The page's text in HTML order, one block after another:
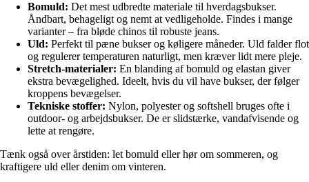
Bomuld: Det mest udbredte materiale til hverdagsbukser.
Åndbart, behageligt og nemt at vedligeholde. Findes i mange
varianter – fra bløde chinos til robuste jeans.
Uld: Perfekt til pæne bukser og køligere måneder. Uld falder flot
og regulerer temperaturen naturligt, men kræver lidt mere pleje.
Stretch-materialer: En blanding af bomuld og elastan giver
ekstra bevægelighed. Ideelt, hvis du vil have bukser, der følger
kroppens bevægelser.
Tekniske stoffer: Nylon, polyester og softshell bruges ofte i
outdoor- og arbejdsbukser. De er slidstærke, vandafvisende og
lette at rengøre.
Tænk også over årstiden: let bomuld eller hør om sommeren, og
kraftigere uld eller denim om vinteren.